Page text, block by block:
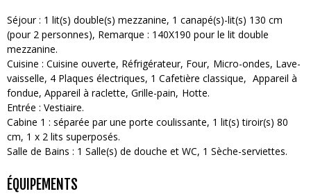
Séjour: 1 lit(s) double(s) mezzanine 1 canapé(s)-lit(s) 130 cm
(pour 2 personnes) Remarque : 140X190 pour le lit double
mezzanine
Cuisine : Cuisine ouverte Réfrigérateur Four Micro-ondes Lave-
vaisselle 4 Plaques électriques 1 Cafetière classique
Appareil à
fondue Appareil à raclette Grille-pain Hotte
Entrée : Vestiaire
Cabine 1 : séparée par une porte coulissante 1 lit(s) tiroir(s) 80
cm 1 x 2 lits superposés
Salle de Bains : 1 Salle(s) de douche et WC 1 Sèche-serviettes
ÉQUIPEMENTS